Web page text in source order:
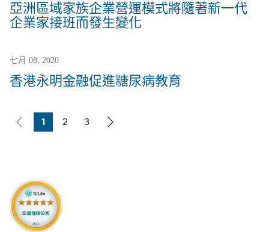
亞洲區域家族企業營運模式將隨著新一代
企業家接班而發生變化
七月 08, 2020
香港永明金融促進糖尿病教育
Page
1
Page
2
Page
3